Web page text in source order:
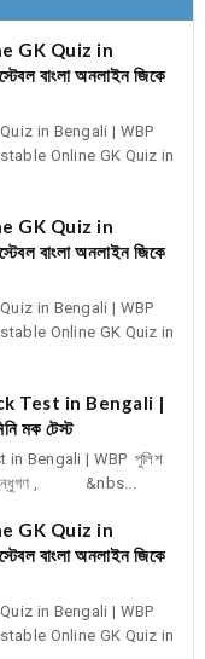
GK Quiz in
বাংলা অনলাইন জিকে
in Bengali | WBP
Online GK Quiz in
GK Quiz in
বাংলা অনলাইন জিকে
in Bengali | WBP
Online GK Quiz in
Test in Bengali |
মক টেস্ট
in Bengali | WBP পুলিশ
বন্ধুগণ , &nbs...
GK Quiz in
বাংলা অনলাইন জিকে
in Bengali | WBP
Online GK Quiz in